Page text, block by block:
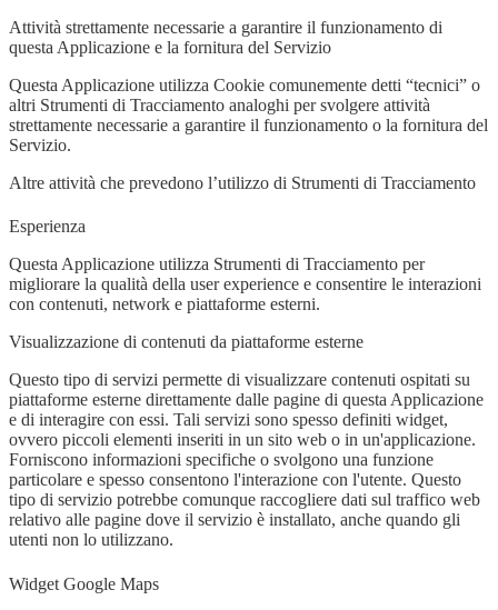
Attività strettamente necessarie a garantire il funzionamento di
questa Applicazione e la fornitura del Servizio
Questa Applicazione utilizza Cookie comunemente detti “tecnici” o
altri Strumenti di Tracciamento analoghi per svolgere attività
strettamente necessarie a garantire il funzionamento o la fornitura del
Servizio.
Altre attività che prevedono l’utilizzo di Strumenti di Tracciamento
Esperienza
Questa Applicazione utilizza Strumenti di Tracciamento per
migliorare la qualità della user experience e consentire le interazioni
con contenuti, network e piattaforme esterni.
Visualizzazione di contenuti da piattaforme esterne
Questo tipo di servizi permette di visualizzare contenuti ospitati su
piattaforme esterne direttamente dalle pagine di questa Applicazione
e di interagire con essi. Tali servizi sono spesso definiti widget,
ovvero piccoli elementi inseriti in un sito web o in un'applicazione.
Forniscono informazioni specifiche o svolgono una funzione
particolare e spesso consentono l'interazione con l'utente. Questo
tipo di servizio potrebbe comunque raccogliere dati sul traffico web
relativo alle pagine dove il servizio è installato, anche quando gli
utenti non lo utilizzano.
Widget Google Maps